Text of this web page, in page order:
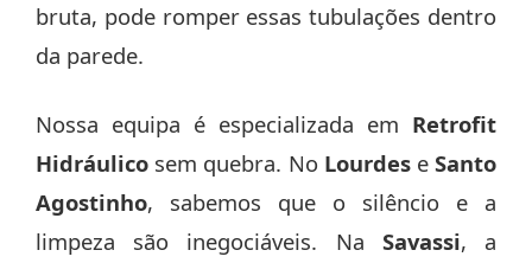
bruta, pode romper essas tubulações dentro
da parede.
Nossa equipa é especializada em Retrofit
Hidráulico sem quebra. No LourdeseSanto
Agostinho, sabemos que o silêncio e a
limpeza são inegociáveis. Na Savassi, a